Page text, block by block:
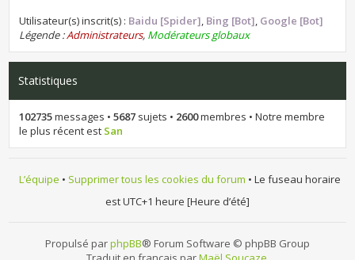
Utilisateur(s) inscrit(s) : Baidu [Spider], Bing [Bot], Google [Bot]
Légende :Administrateurs, Modérateurs globaux
Statistiques
102735messages •5687 sujets • 2600membres • Notre membre
le plus récent est San
L’équipe • Supprimer tous les cookies du forum • Le fuseau horaire
est UTC+1 heure [Heure d’été]
Propulsé parphpBB® Forum Software © phpBB Group